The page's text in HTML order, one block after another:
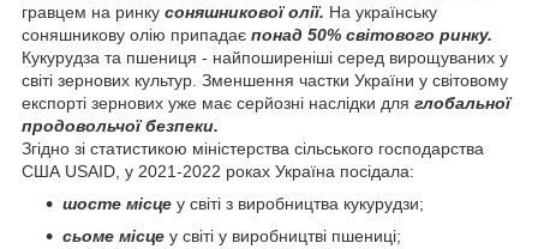
гравцем на ринку соняшникової олії. На українську
соняшникову олію припадає понад 50% світового ринку.
Кукурудза та пшениця - найпоширеніші серед вирощуваних у
світі зернових культур. Зменшення частки України у світовому
експорті зернових уже має серйозні наслідки для глобальної
продовольчої безпеки.
Згідно зі статистикою міністерства сільського господарства
США USAID, у 2021-2022 роках Україна посідала:
шосте місце у світі з виробництва кукурудзи;
сьоме місце у світі у виробництві пшениці;